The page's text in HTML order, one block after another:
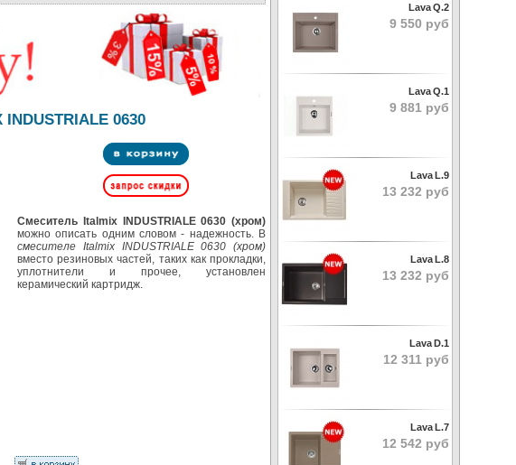
INDUSTRIALE 0630
Смеситель Italmix INDUSTRIALE 0630 (хром)
можно описать одним словом - надежность. В
смесителе Italmix INDUSTRIALE 0630 (хром)
вместо резиновых частей, таких как прокладки,
уплотнители и прочее, установлен
керамический картридж.
Lava Q.2
9 550 руб
Lava Q.1
9 881 руб
Lava L.9
13 232 руб
Lava L.8
13 232 руб
Lava D.1
12 311 руб
Lava L.7
12 542 руб